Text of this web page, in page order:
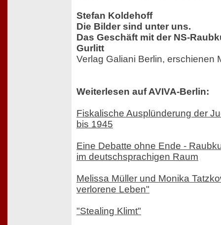
Stefan Koldehoff
Die Bilder sind unter uns.
Das Geschäft mit der NS-
Gurlitt
Verlag Galiani Berlin, erschienen
Weiterlesen auf AVIVA-Berlin:
Fiskalische Ausplünderung der
bis 1945
Eine Debatte ohne Ende -
im deutschsprachigen Raum
Melissa Müller und Monika
verlorene Leben"
"Stealing Klimt"